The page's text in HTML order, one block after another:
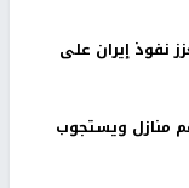
نفوذ إيران على
منازل ويستجوب